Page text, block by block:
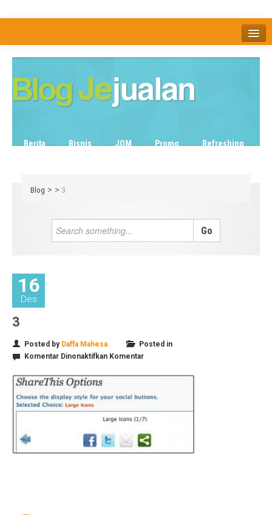
Tentang
Berita Bisnis JOM Promo
Refreshing
Blog > > 3
16
Des
3
Posted by Daffa Mahesa
Posted in
Komentar Dinonaktifkanpada
Komentar